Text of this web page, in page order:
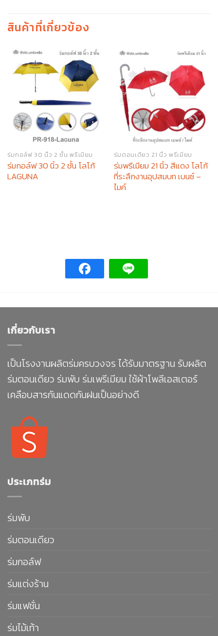
สินค้าที่เกี่ยวข้อง
ร่มกอล์ฟ 30 นิ้ว 2 ชั้น พรีเมียม
ร่มกอล์ฟ 30 นิ้ว 2 ชั้น โลโก้
LAGUNA
ร่มตอนเดียว 21 นิ้ว พรีเมียม
ร่มพรีเมียม 21 นิ้ว สีแดง โลโก้
ที่ระลึกงานอุปสมบท เบนซ์ –
ไมค์
เกี่ยวกับเรา
เป็นโรงงานผลิตร่มครบวงจร ได้รับมาตรฐาน รับผลิต
ร่มตอนเดียว ร่มพับ ร่มเพรีเมียม ใช้ผ้าโพลีเอสเตอร์
เคลือบสารกันแดดกันฝนเป็นอย่างดี
ประเภทร่ม
ร่มพับ
ร่มตอนเดียว
ร่มกอล์ฟ
ร่มแต่งร้าน
ร่มแฟชั่น
ร่มไม้เท้า